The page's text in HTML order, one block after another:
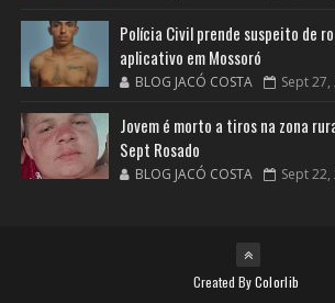
Polícia Civil prende suspeito de
aplicativo em Mossoró
BLOG JACÓ COSTA Sept 27,
Jovem é morto a tiros na zona
Sept Rosado
BLOG JACÓ COSTA Sept 22,
Created ByColorlib